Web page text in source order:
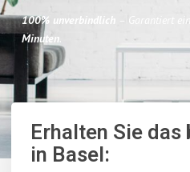
100% unverbindlich – Garantiert
Minuten.
Erhalten Sie das
in Basel: